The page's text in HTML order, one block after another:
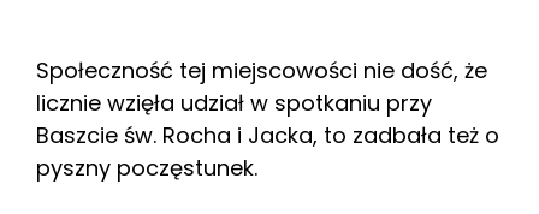
Społeczność tej miejscowości nie dość, że
licznie wzięła udział w spotkaniu przy
Baszcie św. Rocha i Jacka, to zadbała też o
pyszny poczęstunek.